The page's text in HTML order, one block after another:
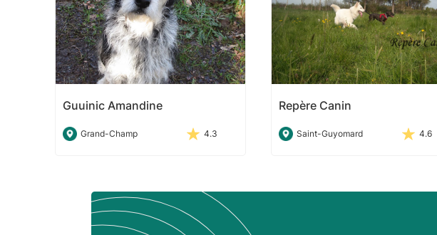
Guuinic Amandine
Grand-Champ 4.3
Repère Canin
Saint-Guyomard 4.6